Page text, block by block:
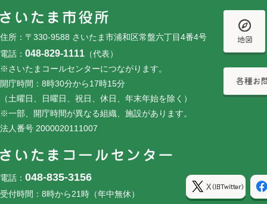
住所：〒330-9588 さいたま市浦和区常盤六丁目4番4号
電話： 048-829-1111 （代表）
※さいたまコールセンターにつながります。
開庁時間：8時30分から17時15分
（土曜日、日曜日、祝日、休日、年末年始を除く）
※一部、開庁時間が異なる組織、施設があります。
法人番号 2000020111007
電話： 048-835-3156
受付時間：8時から21時（年中無休）